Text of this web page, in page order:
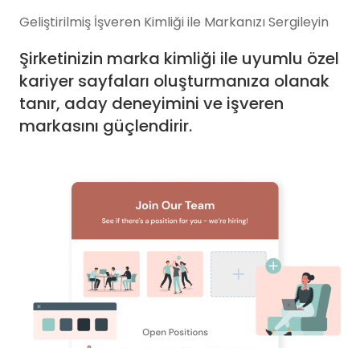
Geliştirilmiş İşveren Kimliği ile Markanızı Sergileyin
Şirketinizin marka kimliği ile uyumlu özel
kariyer sayfaları oluşturmanıza olanak
tanır, aday deneyimini ve işveren
markasını güçlendirir.